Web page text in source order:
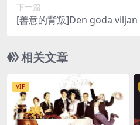
下一篇
[善意的背叛]Den goda viljan
[MP4/10.8GB][中文字幕]
相关文章
VIP